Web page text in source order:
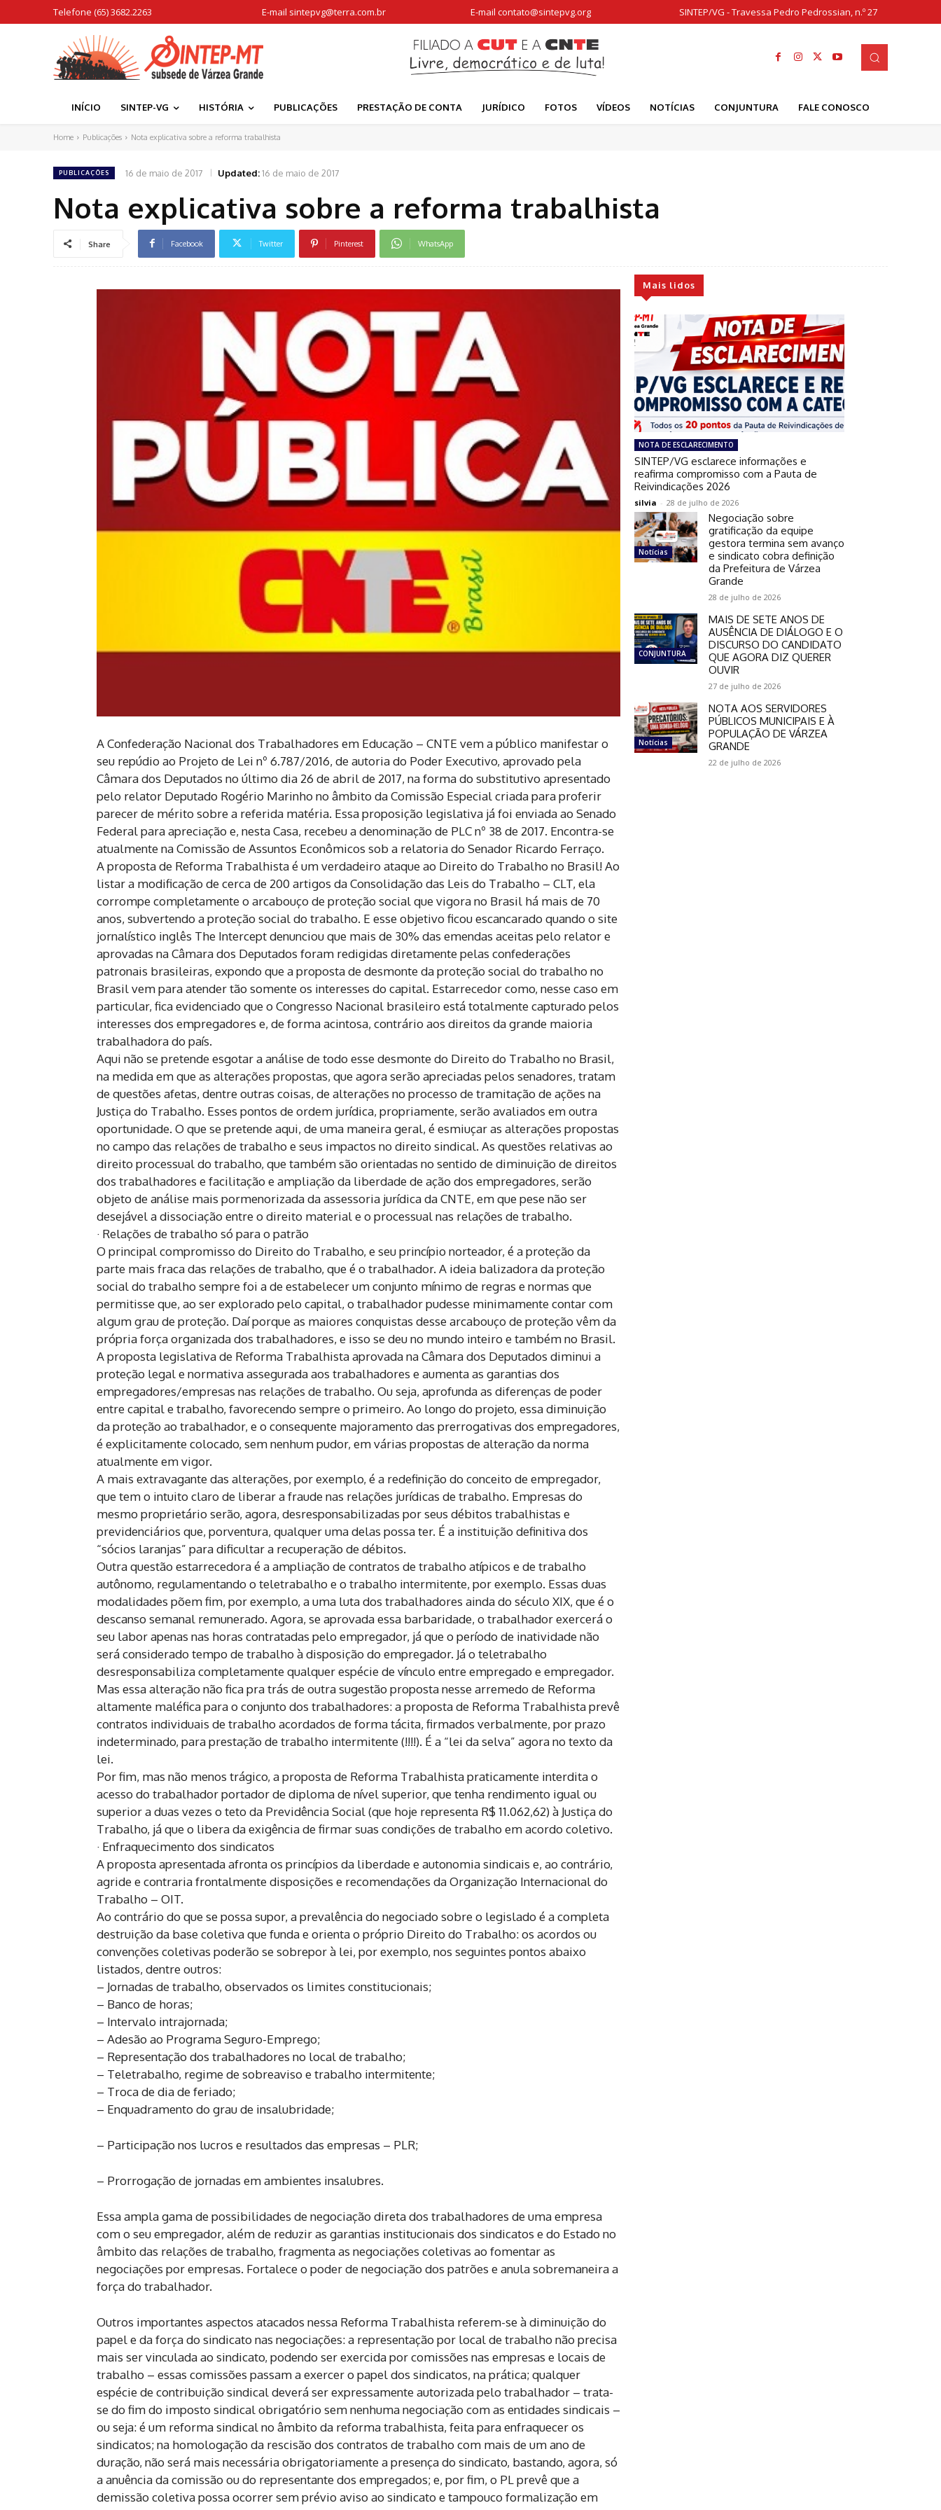
Telefone (65) 3682.2263 E-mail sintepvg@terra.com.br E-mail contato@sintepvg.org SINTEP/VG - Travessa Pedro Pedrossian, n.º 27
INÍCIO SINTEP-VG HISTÓRIA PUBLICAÇÕES PRESTAÇÃO DE CONTA JURÍDICO FOTOS VÍDEOS NOTÍCIAS CONJUNTURA FALE CONOSCO
Home Publicações Nota explicativa sobre a reforma trabalhista
PUBLICAÇÕES 16 de maio de 2017 Updated:16 de maio de 2017
Nota explicativa sobre a reforma trabalhista
Share Facebook Twitter Pinterest WhatsApp
A Confederação Nacional dos Trabalhadores em Educação – CNTE vem a público manifestar o
seu repúdio ao Projeto de Lei nº 6.787/2016, de autoria do Poder Executivo, aprovado pela
Câmara dos Deputados no último dia 26 de abril de 2017, na forma do substitutivo apresentado
pelo relator Deputado Rogério Marinho no âmbito da Comissão Especial criada para proferir
parecer de mérito sobre a referida matéria. Essa proposição legislativa já foi enviada ao Senado
Federal para apreciação e, nesta Casa, recebeu a denominação de PLC nº 38 de 2017. Encontra-se
atualmente na Comissão de Assuntos Econômicos sob a relatoria do Senador Ricardo Ferraço.
A proposta de Reforma Trabalhista é um verdadeiro ataque ao Direito do Trabalho no Brasil! Ao
listar a modificação de cerca de 200 artigos da Consolidação das Leis do Trabalho – CLT, ela
corrompe completamente o arcabouço de proteção social que vigora no Brasil há mais de 70
anos, subvertendo a proteção social do trabalho. E esse objetivo ficou escancarado quando o site
jornalístico inglês The Intercept denunciou que mais de 30% das emendas aceitas pelo relator e
aprovadas na Câmara dos Deputados foram redigidas diretamente pelas confederações
patronais brasileiras, expondo que a proposta de desmonte da proteção social do trabalho no
Brasil vem para atender tão somente os interesses do capital. Estarrecedor como, nesse caso em
particular, fica evidenciado que o Congresso Nacional brasileiro está totalmente capturado pelos
interesses dos empregadores e, de forma acintosa, contrário aos direitos da grande maioria
trabalhadora do país.
Aqui não se pretende esgotar a análise de todo esse desmonte do Direito do Trabalho no Brasil,
na medida em que as alterações propostas, que agora serão apreciadas pelos senadores, tratam
de questões afetas, dentre outras coisas, de alterações no processo de tramitação de ações na
Justiça do Trabalho. Esses pontos de ordem jurídica, propriamente, serão avaliados em outra
oportunidade. O que se pretende aqui, de uma maneira geral, é esmiuçar as alterações propostas
no campo das relações de trabalho e seus impactos no direito sindical. As questões relativas ao
direito processual do trabalho, que também são orientadas no sentido de diminuição de direitos
dos trabalhadores e facilitação e ampliação da liberdade de ação dos empregadores, serão
objeto de análise mais pormenorizada da assessoria jurídica da CNTE, em que pese não ser
desejável a dissociação entre o direito material e o processual nas relações de trabalho.
· Relações de trabalho só para o patrão
O principal compromisso do Direito do Trabalho, e seu princípio norteador, é a proteção da
parte mais fraca das relações de trabalho, que é o trabalhador. A ideia balizadora da proteção
social do trabalho sempre foi a de estabelecer um conjunto mínimo de regras e normas que
permitisse que, ao ser explorado pelo capital, o trabalhador pudesse minimamente contar com
algum grau de proteção. Daí porque as maiores conquistas desse arcabouço de proteção vêm da
própria força organizada dos trabalhadores, e isso se deu no mundo inteiro e também no Brasil.
A proposta legislativa de Reforma Trabalhista aprovada na Câmara dos Deputados diminui a
proteção legal e normativa assegurada aos trabalhadores e aumenta as garantias dos
empregadores/empresas nas relações de trabalho. Ou seja, aprofunda as diferenças de poder
entre capital e trabalho, favorecendo sempre o primeiro. Ao longo do projeto, essa diminuição
da proteção ao trabalhador, e o consequente majoramento das prerrogativas dos empregadores,
é explicitamente colocado, sem nenhum pudor, em várias propostas de alteração da norma
atualmente em vigor.
A mais extravagante das alterações, por exemplo, é a redefinição do conceito de empregador,
que tem o intuito claro de liberar a fraude nas relações jurídicas de trabalho. Empresas do
mesmo proprietário serão, agora, desresponsabilizadas por seus débitos trabalhistas e
previdenciários que, porventura, qualquer uma delas possa ter. É a instituição definitiva dos
“sócios laranjas” para dificultar a recuperação de débitos.
Outra questão estarrecedora é a ampliação de contratos de trabalho atípicos e de trabalho
autônomo, regulamentando o teletrabalho e o trabalho intermitente, por exemplo. Essas duas
modalidades põem fim, por exemplo, a uma luta dos trabalhadores ainda do século XIX, que é o
descanso semanal remunerado. Agora, se aprovada essa barbaridade, o trabalhador exercerá o
seu labor apenas nas horas contratadas pelo empregador, já que o período de inatividade não
será considerado tempo de trabalho à disposição do empregador. Já o teletrabalho
desresponsabiliza completamente qualquer espécie de vínculo entre empregado e empregador.
Mas essa alteração não fica pra trás de outra sugestão proposta nesse arremedo de Reforma
altamente maléfica para o conjunto dos trabalhadores: a proposta de Reforma Trabalhista prevê
contratos individuais de trabalho acordados de forma tácita, firmados verbalmente, por prazo
indeterminado, para prestação de trabalho intermitente (!!!!). É a “lei da selva” agora no texto da
lei.
Por fim, mas não menos trágico, a proposta de Reforma Trabalhista praticamente interdita o
acesso do trabalhador portador de diploma de nível superior, que tenha rendimento igual ou
superior a duas vezes o teto da Previdência Social (que hoje representa R$ 11.062,62) à Justiça do
Trabalho, já que o libera da exigência de firmar suas condições de trabalho em acordo coletivo.
· Enfraquecimento dos sindicatos
A proposta apresentada afronta os princípios da liberdade e autonomia sindicais e, ao contrário,
agride e contraria frontalmente disposições e recomendações da Organização Internacional do
Trabalho – OIT.
Ao contrário do que se possa supor, a prevalência do negociado sobre o legislado é a completa
destruição da base coletiva que funda e orienta o próprio Direito do Trabalho: os acordos ou
convenções coletivas poderão se sobrepor à lei, por exemplo, nos seguintes pontos abaixo
listados, dentre outros:
– Jornadas de trabalho, observados os limites constitucionais;
– Banco de horas;
– Intervalo intrajornada;
– Adesão ao Programa Seguro-Emprego;
– Representação dos trabalhadores no local de trabalho;
– Teletrabalho, regime de sobreaviso e trabalho intermitente;
– Troca de dia de feriado;
– Enquadramento do grau de insalubridade;
– Participação nos lucros e resultados das empresas – PLR;
– Prorrogação de jornadas em ambientes insalubres.
Essa ampla gama de possibilidades de negociação direta dos trabalhadores de uma empresa
com o seu empregador, além de reduzir as garantias institucionais dos sindicatos e do Estado no
âmbito das relações de trabalho, fragmenta as negociações coletivas ao fomentar as
negociações por empresas. Fortalece o poder de negociação dos patrões e anula sobremaneira a
força do trabalhador.
Outros importantes aspectos atacados nessa Reforma Trabalhista referem-se à diminuição do
papel e da força do sindicato nas negociações: a representação por local de trabalho não precisa
mais ser vinculada ao sindicato, podendo ser exercida por comissões nas empresas e locais de
trabalho – essas comissões passam a exercer o papel dos sindicatos, na prática; qualquer
espécie de contribuição sindical deverá ser expressamente autorizada pelo trabalhador – trata-
se do fim do imposto sindical obrigatório sem nenhuma negociação com as entidades sindicais –
ou seja: é um reforma sindical no âmbito da reforma trabalhista, feita para enfraquecer os
sindicatos; na homologação da rescisão dos contratos de trabalho com mais de um ano de
duração, não será mais necessária obrigatoriamente a presença do sindicato, bastando, agora, só
a anuência da comissão ou do representante dos empregados; e, por fim, o PL prevê que a
demissão coletiva possa ocorrer sem prévio aviso ao sindicato e tampouco formalização em
Mais lidos
NOTA DE ESCLARECIMENTO
SINTEP/VG esclarece informações e
reafirma compromisso com a Pauta de
Reivindicações 2026
silvia - 28 de julho de 2026
Notícias
Negociação sobre
gratificação da equipe
gestora termina sem avanço
e sindicato cobra definição
da Prefeitura de Várzea
Grande
28 de julho de 2026
CONJUNTURA
MAIS DE SETE ANOS DE
AUSÊNCIA DE DIÁLOGO E O
DISCURSO DO CANDIDATO
QUE AGORA DIZ QUERER
OUVIR
27 de julho de 2026
Notícias
NOTA AOS SERVIDORES
PÚBLICOS MUNICIPAIS E À
POPULAÇÃO DE VÁRZEA
GRANDE
22 de julho de 2026